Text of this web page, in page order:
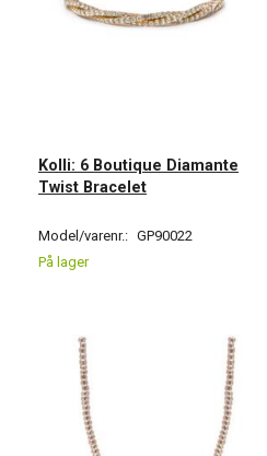
Kolli: 6 Boutique Diamante
Twist Bracelet
Model/varenr.: GP90022
På lager